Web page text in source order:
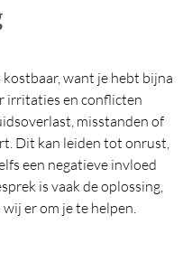
want je hebt bijna
irritaties en conflicten
misstanden of
Dit kan leiden tot onrust,
een negatieve invloed
is vaak de oplossing,
er om je te helpen.